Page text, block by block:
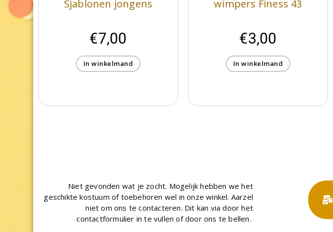
Sjablonen jongens
€7,00
In winkelmand
wimpers Finess 43
€3,00
In winkelmand
Niet gevonden wat je zocht. Mogelijk hebben we het
geschikte kostuum of toebehoren wel in onze winkel. Aarzel
niet om ons te contacteren. Dit kan via door het
contactformulier in te vullen of door ons te bellen.